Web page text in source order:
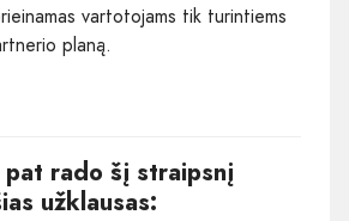
vartotojams tik turintiems
planą.
rado šį straipsnį
užklausas: